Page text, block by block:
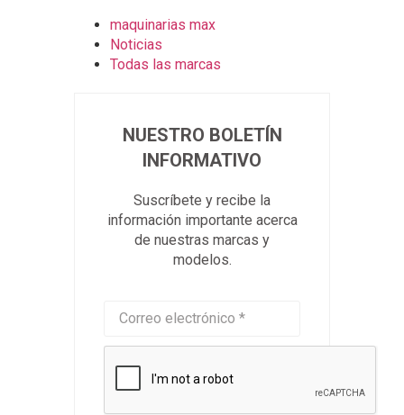
maquinarias max
Noticias
Todas las marcas
NUESTRO BOLETÍN
INFORMATIVO
Suscríbete y recibe la
información importante acerca
de nuestras marcas y
modelos.